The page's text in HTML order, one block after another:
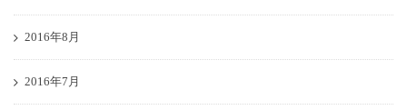
2016年8月
2016年7月